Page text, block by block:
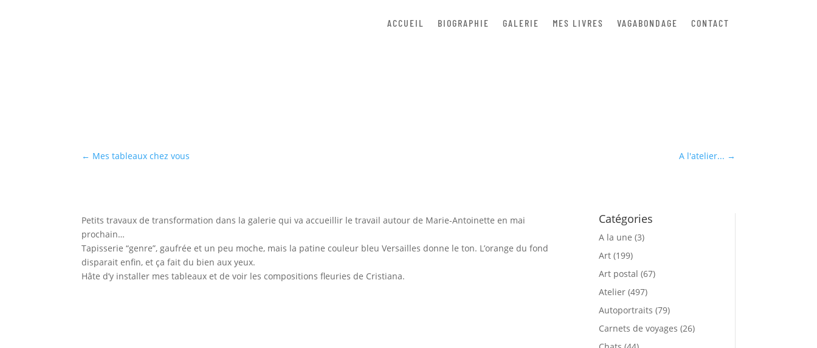
ACCUEIL BIOGRAPHIE GALERIE MES LIVRES VAGABONDAGE CONTACT
← Mes tableaux chez vous A l'atelier... →
Petits travaux de transformation dans la galerie qui va accueillir le travail autour de Marie-Antoinette en mai
prochain…
Tapisserie “genre”, gaufrée et un peu moche, mais la patine couleur bleu Versailles donne le ton. L’orange du fond
disparait enfin, et ça fait du bien aux yeux.
Hâte d’y installer mes tableaux et de voir les compositions fleuries de Cristiana.
Catégories
A la une (3)
Art (199)
Art postal (67)
Atelier (497)
Autoportraits (79)
Carnets de voyages (26)